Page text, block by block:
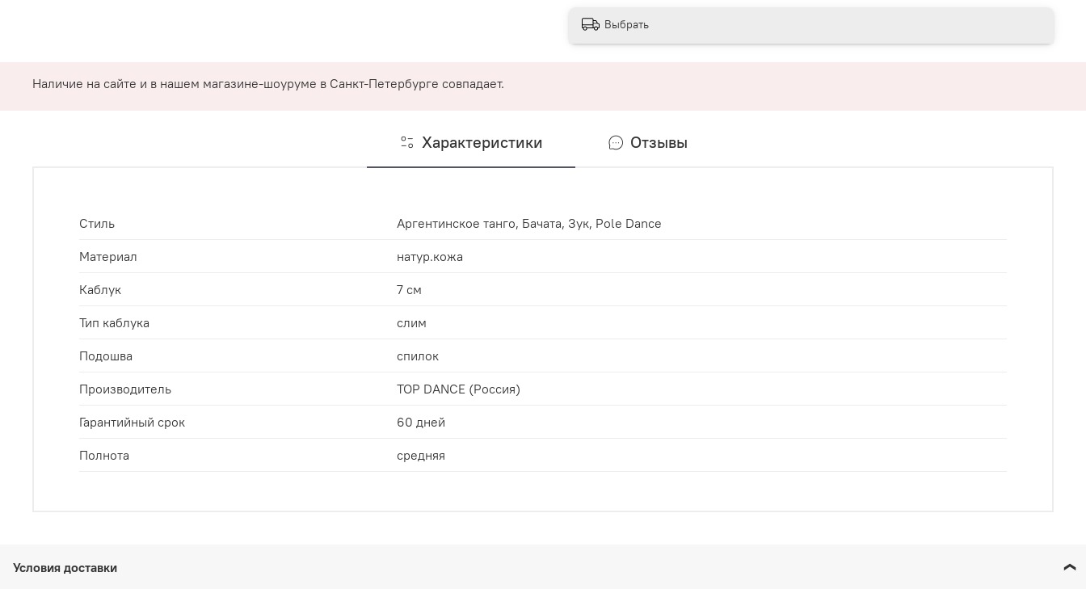
Выбрать
Наличие на сайте и в нашем магазине-шоуруме в Санкт-Петербурге совпадает.
Характеристики Отзывы
Стиль Аргентинское танго, Бачата, Зук, Pole Dance
Материал натур.кожа
Каблук 7 см
Тип каблука слим
Подошва спилок
Производитель TOP DANCE (Россия)
Гарантийный срок 60 дней
Полнота средняя
Условия доставки